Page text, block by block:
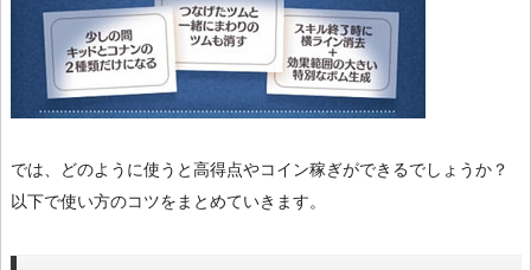
では、どのように使うと高得点やコイン稼ぎができるでしょうか？
以下で使い方のコツをまとめていきます。